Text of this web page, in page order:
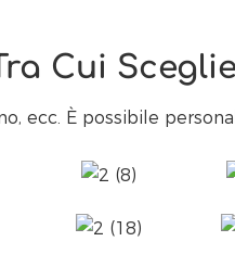
Cui
ecc. È possibile